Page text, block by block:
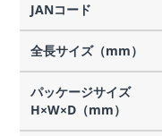
JANコード
全長サイズ（mm）
パッケージサイズ
H×W×D（mm）